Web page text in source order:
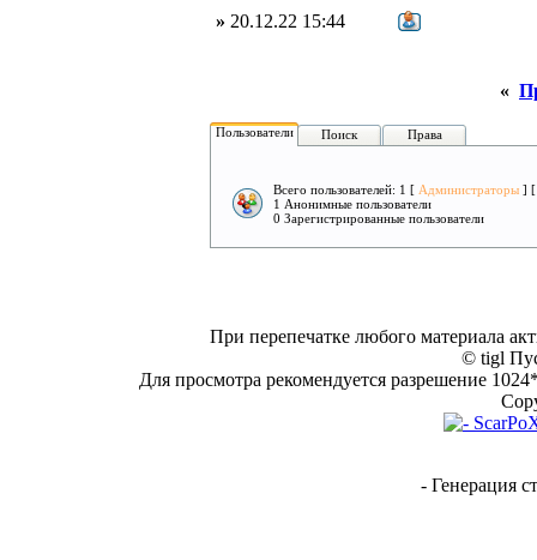
» 20.12.22 15:44
«
Пользователи Поиск Права
Всего пользователей: 1 [ Администраторы ]
1 Анонимные пользователи
0 Зарегистрированные пользователи
При перепечатке любого материала
© tigl
Для просмотра рекомендуется разрешение
- Генерация